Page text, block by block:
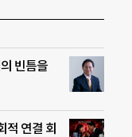
빈틈을
적 연결 회